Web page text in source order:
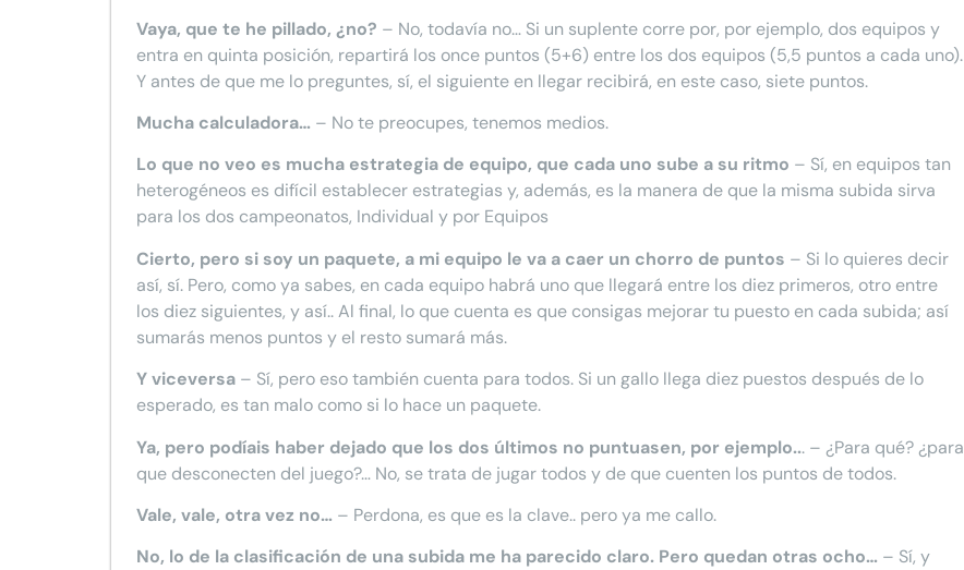
Vaya, que te he pillado, ¿no? – No, todavía no… Si un suplente corre por, por ejemplo, dos equipos y
entra en quinta posición, repartirá los once puntos (5+6) entre los dos equipos (5,5 puntos a cada uno).
Y antes de que me lo preguntes, sí, el siguiente en llegar recibirá, en este caso, siete puntos.
Mucha calculadora… – No te preocupes, tenemos medios.
Lo que no veo es mucha estrategia de equipo, que cada uno sube a su ritmo – Sí, en equipos tan
heterogéneos es difícil establecer estrategias y, además, es la manera de que la misma subida sirva
para los dos campeonatos, Individual y por Equipos
Cierto, pero si soy un paquete, a mi equipo le va a caer un chorro de puntos – Si lo quieres decir
así, sí. Pero, como ya sabes, en cada equipo habrá uno que llegará entre los diez primeros, otro entre
los diez siguientes, y así.. Al final, lo que cuenta es que consigas mejorar tu puesto en cada subida; así
sumarás menos puntos y el resto sumará más.
Y viceversa – Sí, pero eso también cuenta para todos. Si un gallo llega diez puestos después de lo
esperado, es tan malo como si lo hace un paquete.
Ya, pero podíais haber dejado que los dos últimos no puntuasen, por ejemplo... – ¿Para qué? ¿para
que desconecten del juego?… No, se trata de jugar todos y de que cuenten los puntos de todos.
Vale, vale, otra vez no… – Perdona, es que es la clave.. pero ya me callo.
No, lo de la clasificación de una subida me ha parecido claro. Pero quedan otras ocho… – Sí, y